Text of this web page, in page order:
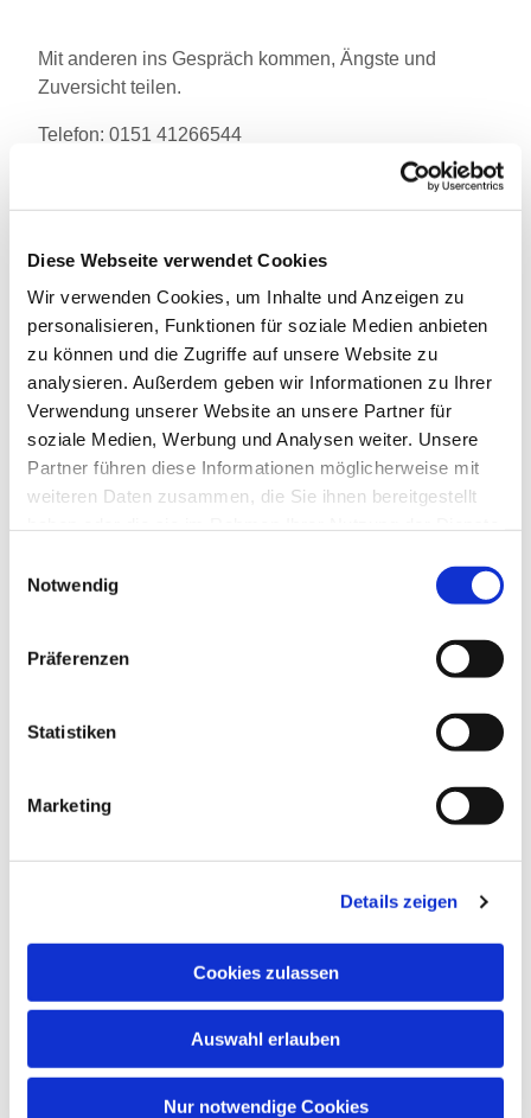
Diese Webseite verwendet Cookies
Wir verwenden Cookies, um Inhalte und Anzeigen zu
personalisieren, Funktionen für soziale Medien anbieten
zu können und die Zugriffe auf unsere Website zu
analysieren. Außerdem geben wir Informationen zu Ihrer
Verwendung unserer Website an unsere Partner für
soziale Medien, Werbung und Analysen weiter. Unsere
Partner führen diese Informationen möglicherweise mit
weiteren Daten zusammen, die Sie ihnen bereitgestellt
Notwendig
Präferenzen
Statistiken
Marketing
Details zeigen
Cookies zulassen
Auswahl erlauben
Nur notwendige Cookies
Mit anderen ins Gespräch kommen, Ängste und
Zuversicht teilen.
Telefon: 0151 41266544
Dies könnte Sie auch